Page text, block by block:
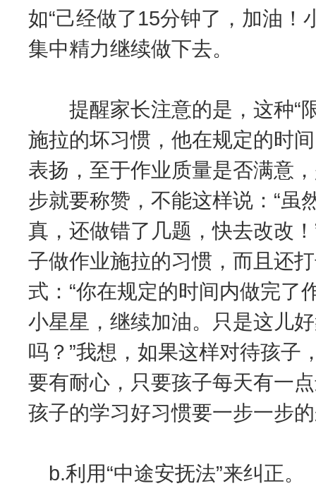
如“己经做了15分钟了，加油！
集中精力继续做下去。
提醒家长注意的是，这种“
施拉的坏习惯，他在规定的时
表扬，至于作业质量是否满意
步就要称赞，不能这样说：“虽
真，还做错了几题，快去改改
子做作业施拉的习惯，而且还
式：“你在规定的时间内做完了
小星星，继续加油。只是这儿
吗？”我想，如果这样对待孩子
要有耐心，只要孩子每天有一
孩子的学习好习惯要一步一步
b.利用“中途安抚法”来纠正。